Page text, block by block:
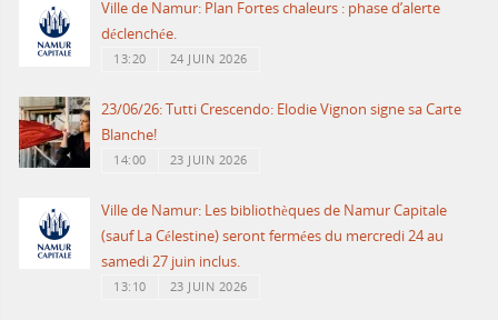
Ville de Namur: Plan Fortes chaleurs : phase d’alerte
déclenchée.
13:20 24 JUIN 2026
23/06/26: Tutti Crescendo: Elodie Vignon signe sa Carte
Blanche!
14:00 23 JUIN 2026
Ville de Namur: Les bibliothèques de Namur Capitale
(sauf La Célestine) seront fermées du mercredi 24 au
samedi 27 juin inclus.
13:10 23 JUIN 2026